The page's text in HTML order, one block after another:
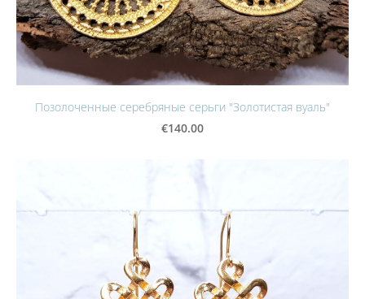
Позолоченные серебряные серьги "Золотистая вуаль"
€140.00